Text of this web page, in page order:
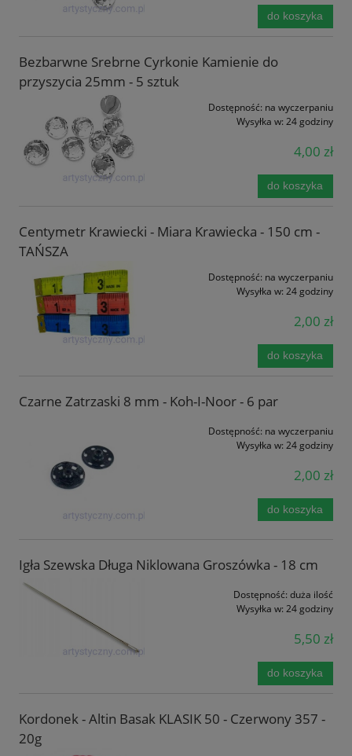
do koszyka
Bezbarwne Srebrne Cyrkonie Kamienie do
przyszycia 25mm - 5 sztuk
Dostępność: na wyczerpaniu
Wysyłka w: 24 godziny
4,00 zł
do koszyka
Centymetr Krawiecki - Miara Krawiecka - 150 cm -
TAŃSZA
Dostępność: na wyczerpaniu
Wysyłka w: 24 godziny
2,00 zł
do koszyka
Czarne Zatrzaski 8 mm - Koh-I-Noor - 6 par
Dostępność: na wyczerpaniu
Wysyłka w: 24 godziny
2,00 zł
do koszyka
Igła Szewska Długa Niklowana Groszówka - 18 cm
Dostępność: duża ilość
Wysyłka w: 24 godziny
5,50 zł
do koszyka
Kordonek - Altin Basak KLASIK 50 - Czerwony 357 -
20g